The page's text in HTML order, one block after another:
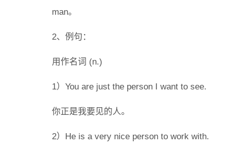
man。
2、例句：
用作名词 (n.)
1）You are just the person I want to see.
你正是我要见的人。
2）He is a very nice person to work with.